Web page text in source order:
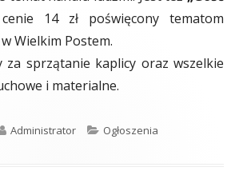
14 zł poświęcony tematom
Wielkim Postem.
za sprzątanie kaplicy oraz wszelkie
i materialne.
Autor
Administrator Kategorie
Ogłoszenia